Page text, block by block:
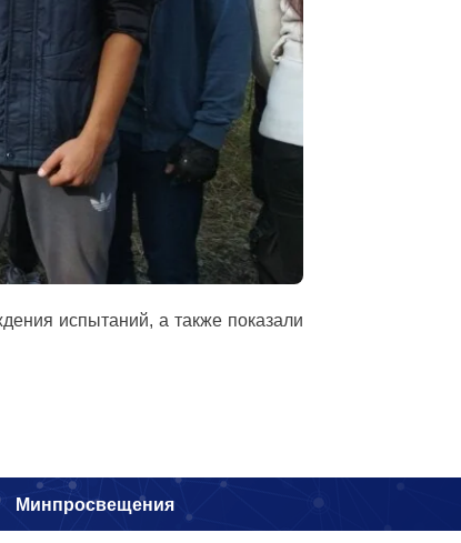
испытаний, а также показали
Минпросвещения